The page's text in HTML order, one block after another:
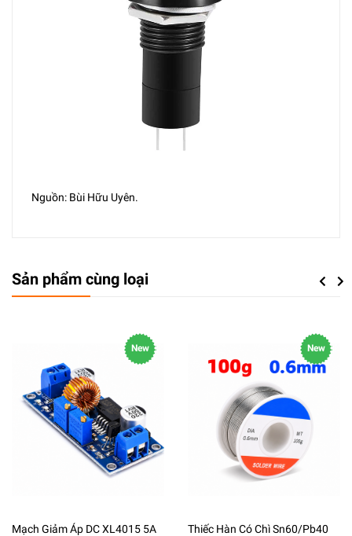
Nguồn: Bùi Hữu Uyên.
Sản phẩm cùng loại Previous
New
Mạch Giảm Áp DC XL4015 5A
New
Thiếc Hàn Có Chì Sn60/Pb40
Next